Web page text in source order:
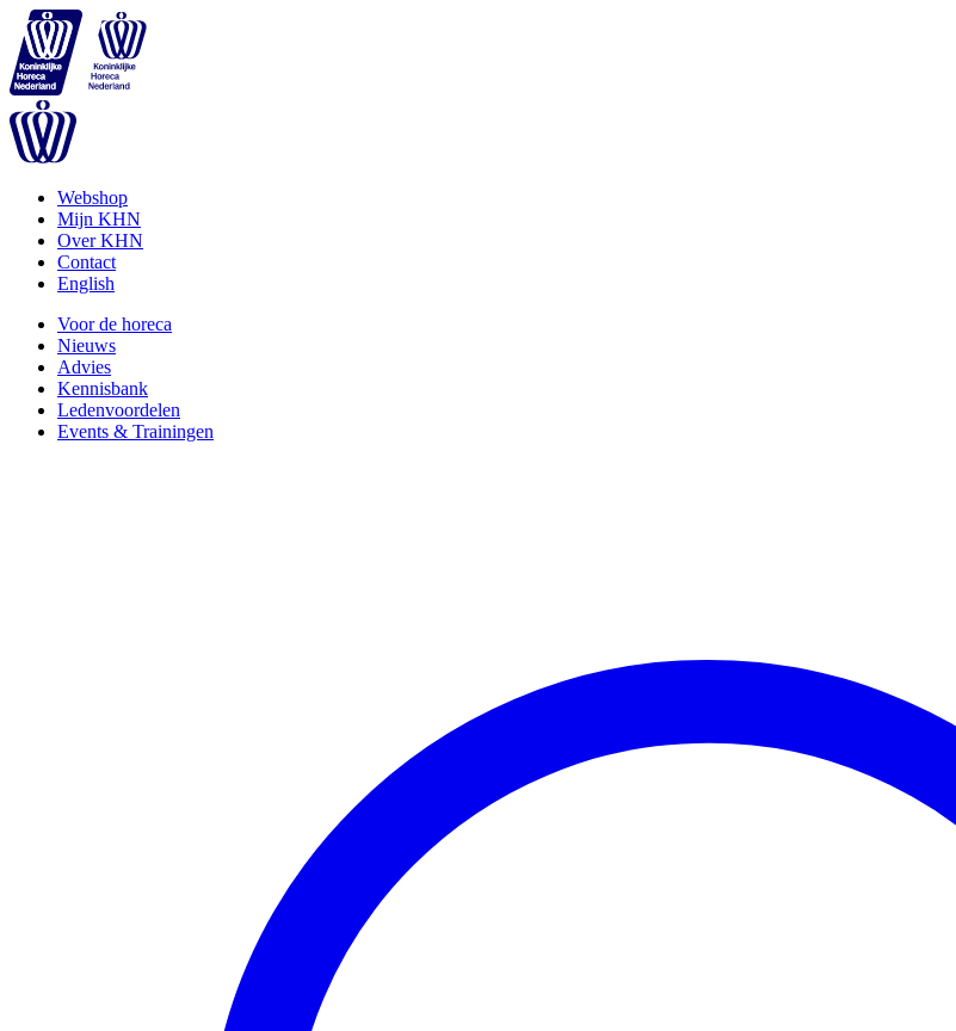
Webshop
Mijn KHN
Over KHN
Contact
English
Voor de horeca
Nieuws
Advies
Kennisbank
Ledenvoordelen
Events & Trainingen